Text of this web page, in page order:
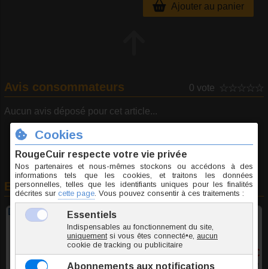
Ajouter au panier
Avis consommateurs 0 vote
Aucun avis déposé pour cet article...
En rapport avec cet article
Double gode U-Shape Kiotos Cox 28x3cm chair
18,80 €
TTC l'unite